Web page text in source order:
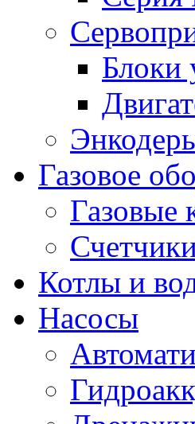
Блоки
Газовое
Газовые
Котлы и
Насосы